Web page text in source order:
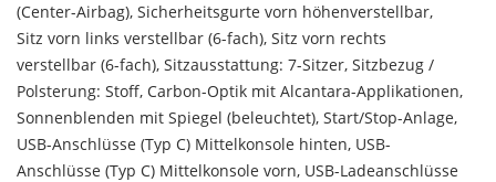
(Center-Airbag), Sicherheitsgurte vorn höhenverstellbar,
Sitz vorn links verstellbar (6-fach), Sitz vorn rechts
verstellbar (6-fach), Sitzausstattung: 7-Sitzer, Sitzbezug /
Polsterung: Stoff, Carbon-Optik mit Alcantara-Applikationen,
Sonnenblenden mit Spiegel (beleuchtet), Start/Stop-Anlage,
USB-Anschlüsse (Typ C) Mittelkonsole hinten, USB-
Anschlüsse (Typ C) Mittelkonsole vorn, USB-Ladeanschlüsse